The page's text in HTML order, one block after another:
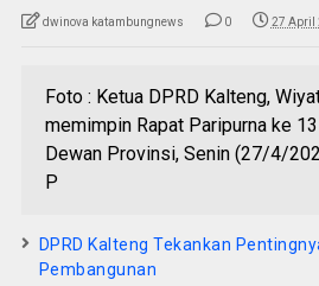
dwinova katambungnews 0 27 April
Foto : Ketua DPRD Kalteng,
memimpin Rapat Paripurna ke
Dewan Provinsi, Senin (27/4/
P
DPRD Kalteng Tekankan
Pembangunan